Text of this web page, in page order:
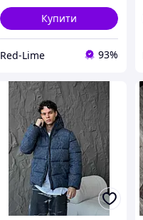
Купити
Red-Lime 93%